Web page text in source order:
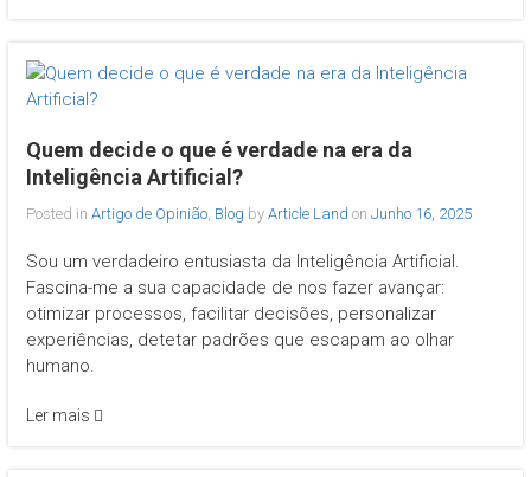
Quem decide o que é verdade na era da
Inteligência Artificial?
Posted in Artigo de Opinião, Blog by Article Land on Junho 16, 2025
Sou um verdadeiro entusiasta da Inteligência Artificial.
Fascina-me a sua capacidade de nos fazer avançar:
otimizar processos, facilitar decisões, personalizar
experiências, detetar padrões que escapam ao olhar
humano.
Ler mais